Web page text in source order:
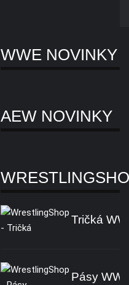
WWE NOVINKY
AEW NOVINKY
Tričká
Pásy